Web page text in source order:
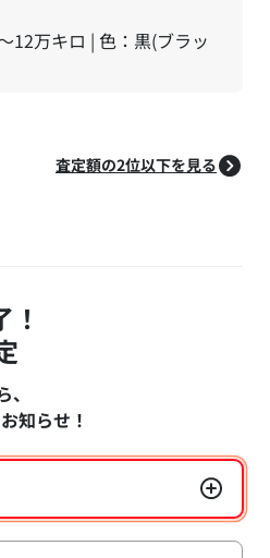
12万キロ | 色：黒(ブラッ
査定額の2位以下を見る
、
知らせ！